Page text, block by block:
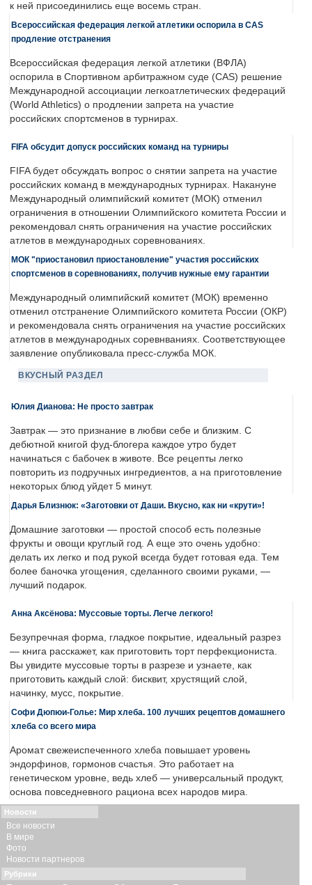
к ней присоединились еще восемь стран.
Всероссийская федерация легкой атлетики оспорила в CAS
продление отстранения
Всероссийская федерация легкой атлетики (ВФЛА)
оспорила в Спортивном арбитражном суде (CAS) решение
Международной ассоциации легкоатлетических федераций
(World Athletics) о продлении запрета на участие
российских спортсменов в турнирах.
FIFA обсудит допуск российских команд на турниры
FIFA будет обсуждать вопрос о снятии запрета на участие
российских команд в международных турнирах. Накануне
Международный олимпийский комитет (МОК) отменил
ограничения в отношении Олимпийского комитета России и
рекомендовал снять ограничения на участие российских
атлетов в международных соревнованиях.
МОК "приостановил приостановление" участия российских
спортсменов в соревнованиях, получив нужные ему гарантии
Международный олимпийский комитет (МОК) временно
отменил отстранение Олимпийского комитета России (ОКР)
и рекомендовала снять ограничения на участие российских
атлетов в международных соревнваниях. Соответствующее
заявление опубликовала пресс-служба МОК.
ВКУСНЫЙ РАЗДЕЛ
Юлия Дианова: Не просто завтрак
Завтрак — это признание в любви себе и близким. С
дебютной книгой фуд-блогера каждое утро будет
начинаться с бабочек в животе. Все рецепты легко
повторить из подручных ингредиентов, а на приготовление
некоторых блюд уйдет 5 минут.
Дарья Близнюк: «Заготовки от Даши. Вкусно, как ни «крути»!
Домашние заготовки — простой способ есть полезные
фрукты и овощи круглый год. А еще это очень удобно:
делать их легко и под рукой всегда будет готовая еда. Тем
более баночка угощения, сделанного своими руками, —
лучший подарок.
Анна Аксёнова: Муссовые торты. Легче легкого!
Безупречная форма, гладкое покрытие, идеальный разрез
— книга расскажет, как приготовить торт перфекциониста.
Вы увидите муссовые торты в разрезе и узнаете, как
приготовить каждый слой: бисквит, хрустящий слой,
начинку, мусс, покрытие.
Софи Дюпюи-Голье: Мир хлеба. 100 лучших рецептов домашнего
хлеба со всего мира
Аромат свежеиспеченного хлеба повышает уровень
эндорфинов, гормонов счастья. Это работает на
генетическом уровне, ведь хлеб — универсальный продукт,
основа повседневного рациона всех народов мира.
Новости
Все новости
В мире
Фото
Новости партнеров
Рубрики